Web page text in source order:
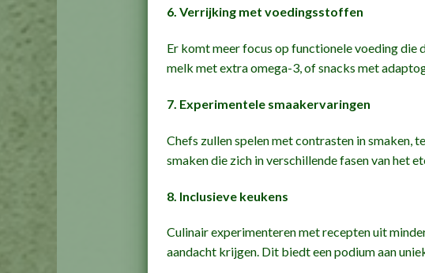
6. Verrijking met voedingsstoffen
Er komt meer focus op functionele voeding
melk met extra omega-3, of snacks met
7. Experimentele smaakervaringen
Chefs zullen spelen met contrasten in smaken,
smaken die zich in verschillende fasen van het
8. Inclusieve keukens
Culinair experimenteren met recepten uit
aandacht krijgen. Dit biedt een podium aan